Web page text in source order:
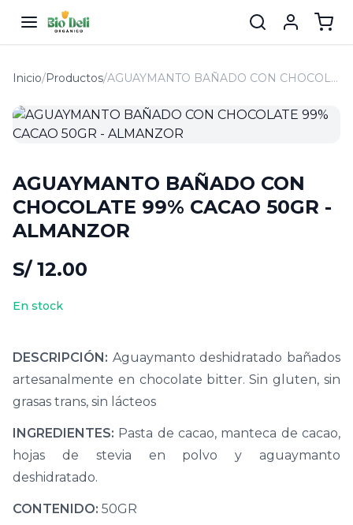
Inicio/Productos/ AGUAYMANTO BAÑADO CON CHOCOLATE 99% CACAO 50GR - ALMANZOR
AGUAYMANTO BAÑADO CON
CHOCOLATE 99% CACAO 50GR -
ALMANZOR
S/ 12.00
En stock
DESCRIPCIÓN: Aguaymanto deshidratado bañados
artesanalmente en chocolate bitter. Sin gluten, sin
grasas trans, sin lácteos
INGREDIENTES: Pasta de cacao, manteca de cacao,
hojas de stevia en polvo y aguaymanto
deshidratado.
CONTENIDO: 50GR